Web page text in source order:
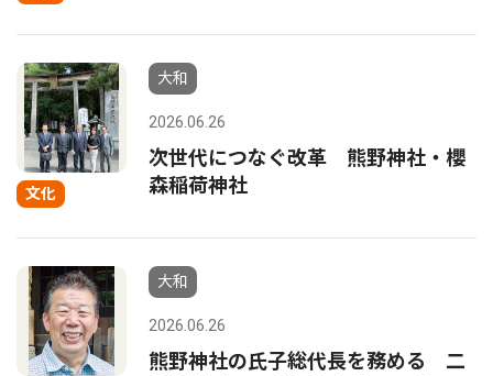
文化
大和
2026.06.26
次世代につなぐ改革 熊野神社・櫻
森稲荷神社
大和
2026.06.26
熊野神社の氏子総代長を務める 二